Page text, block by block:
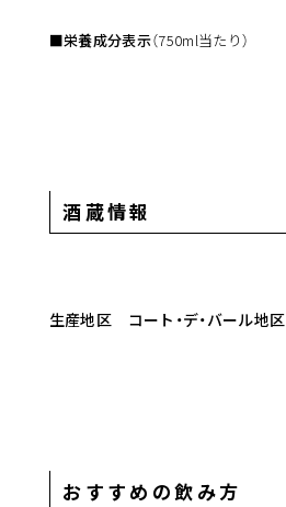
■栄養成分表示（750ml当たり）
酒蔵情報
生産地区 コート・デ・バール地区
おすすめの飲み方